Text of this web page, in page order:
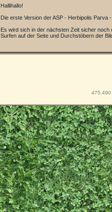
Hallihallo!
Die erste Version der ASP - Herbipolis Parva
Es wird sich in der nächsten Zeit sicher
Surfen auf der Seite und Durchstöbern der
475.490